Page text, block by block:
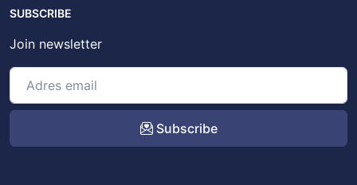
SUBSCRIBE
Join newsletter
Subscribe